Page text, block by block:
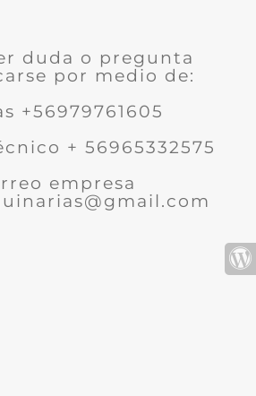
duda o pregunta
por medio de:
+56979761605
+ 56965332575
empresa